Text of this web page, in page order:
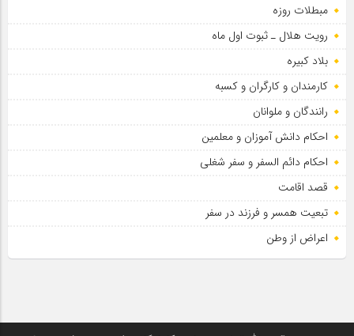
مبطلات روزه
رویت هلال ـ ثبوت اول ماه
بلاد کبیره
کارمندان و کارگران و کسبه
رانندگان و ملوانان
احکام دانش آموزان و معلمین
احکام دائم السفر و سفر شغلی
قصد اقامت
تبعیت همسر و فرزند در سفر
اعراض از وطن